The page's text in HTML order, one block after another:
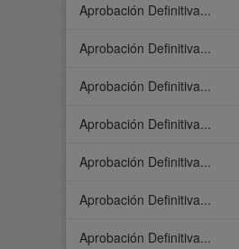
Aprobación Definitiva...
Aprobación Definitiva...
Aprobación Definitiva...
Aprobación Definitiva...
Aprobación Definitiva...
Aprobación Definitiva...
Aprobación Definitiva...